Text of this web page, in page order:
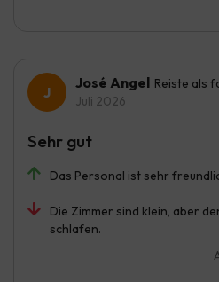
José Angel Reiste als
Juli 2026
Das Personal ist sehr
Die Zimmer sind klein, aber
schlafen.
Sehr gut